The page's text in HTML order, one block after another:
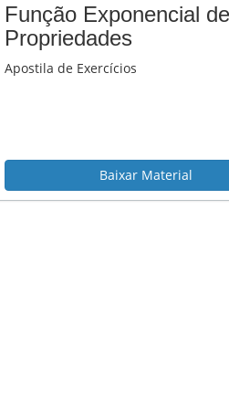
Função Exponencial de
Propriedades
Apostila de Exercícios
Baixar Material